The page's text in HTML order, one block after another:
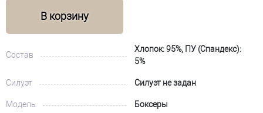
В корзину
Состав
Хлопок: 95%, ПУ (Спандекс):
5%
Силуэт Силуэт не задан
Модель Боксеры